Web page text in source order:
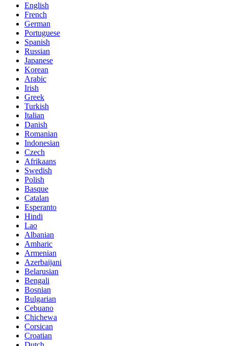
English
French
German
Portuguese
Spanish
Russian
Japanese
Korean
Arabic
Irish
Greek
Turkish
Italian
Danish
Romanian
Indonesian
Czech
Afrikaans
Swedish
Polish
Basque
Catalan
Esperanto
Hindi
Lao
Albanian
Amharic
Armenian
Azerbaijani
Belarusian
Bengali
Bosnian
Bulgarian
Cebuano
Chichewa
Corsican
Croatian